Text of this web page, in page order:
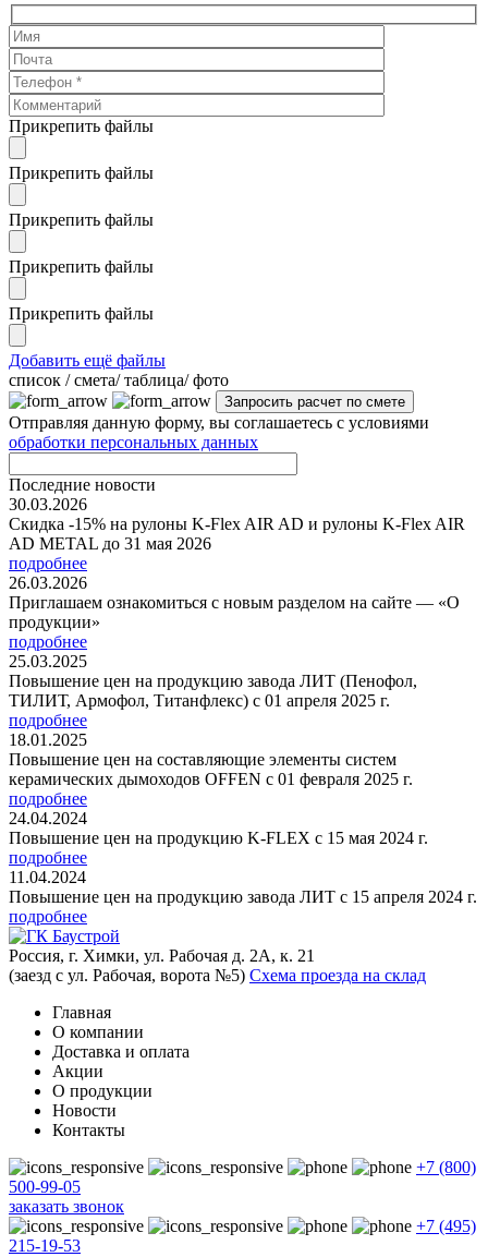
Прикрепить файлы
Прикрепить файлы
Прикрепить файлы
Прикрепить файлы
Прикрепить файлы
Добавить ещё файлы
cписок / смета/ таблица/ фото
Отправляя данную форму, вы соглашаетесь с условиями
обработки персональных данных
Последние новости
30.03.2026
Скидка -15% на рулоны K-Flex AIR AD и рулоны K-Flex AIR
AD METAL до 31 мая 2026
подробнее
26.03.2026
Приглашаем ознакомиться с новым разделом на сайте — «О
продукции»
подробнее
25.03.2025
Повышение цен на продукцию завода ЛИТ (Пенофол,
ТИЛИТ, Армофол, Титанфлекс) с 01 апреля 2025 г.
подробнее
18.01.2025
Повышение цен на составляющие элементы систем
керамических дымоходов OFFEN с 01 февраля 2025 г.
подробнее
24.04.2024
Повышение цен на продукцию K-FLEX с 15 мая 2024 г.
подробнее
11.04.2024
Повышение цен на продукцию завода ЛИТ с 15 апреля 2024 г.
подробнее
Россия, г. Химки, ул. Рабочая д. 2А, к. 21
(заезд с ул. Рабочая, ворота №5) Схема проезда на склад
Главная
О компании
Доставка и оплата
Акции
О продукции
Новости
Контакты
+7 (800)
500-99-05
заказать звонок
+7 (495)
215-19-53